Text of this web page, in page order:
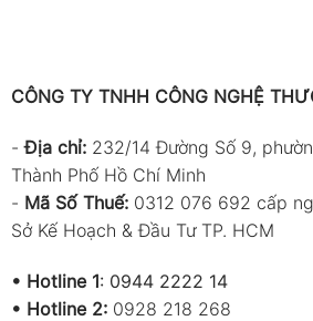
CÔNG TY TNHH CÔNG NGHỆ
-Địa chỉ: 232/14 Đường Số 9,
Thành Phố Hồ Chí Minh
- Mã Số Thuế: 0312 076 692 cấp
Sở Kế Hoạch & Đầu Tư TP. HCM
• Hotline 1: 0944 2222 14
• Hotline 2: 0928 218 268